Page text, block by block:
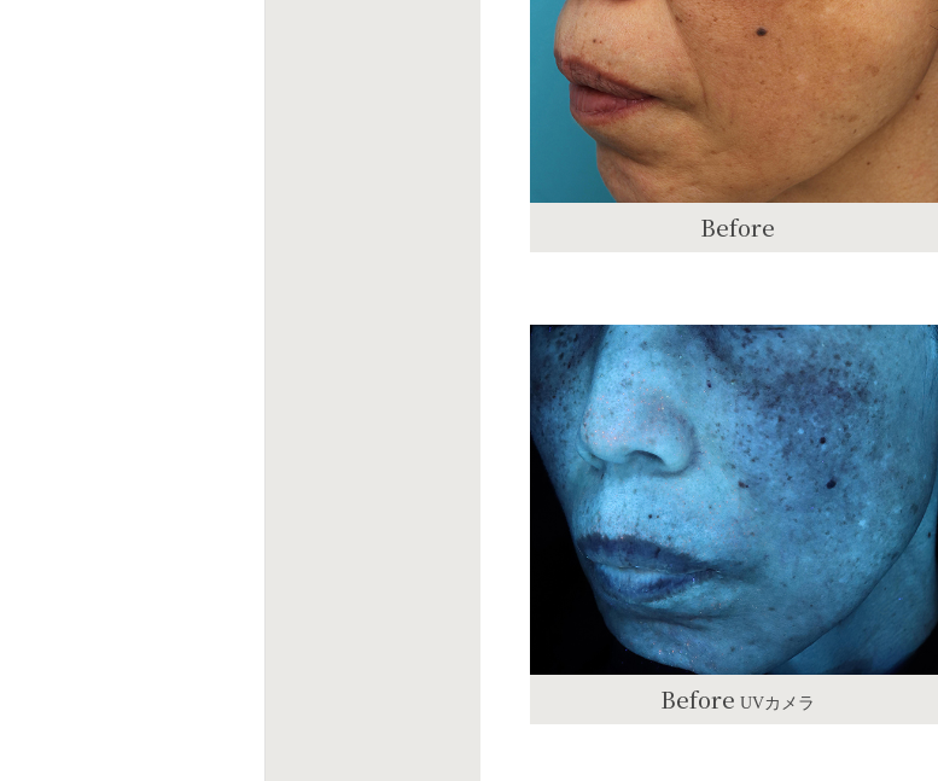
Before
Before UVカメラ